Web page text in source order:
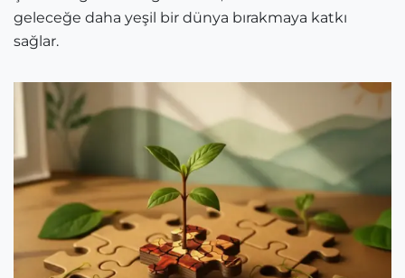
geleceğe daha yeşil bir dünya bırakmaya katkı
sağlar.